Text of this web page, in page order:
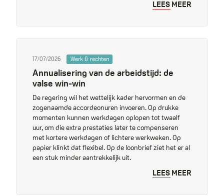
LEES MEER
17/07/2026 Werk & rechten
Annualisering van de arbeidstijd: de
valse win-win
De regering wil het wettelijk kader hervormen en de
zogenaamde accordeonuren invoeren. Op drukke
momenten kunnen werkdagen oplopen tot twaalf
uur, om die extra prestaties later te compenseren
met kortere werkdagen of lichtere werkweken. Op
papier klinkt dat flexibel. Op de loonbrief ziet het er al
een stuk minder aantrekkelijk uit.
LEES MEER